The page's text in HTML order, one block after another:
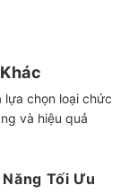
lựa chọn loại chức
và hiệu quả
Tối Ưu